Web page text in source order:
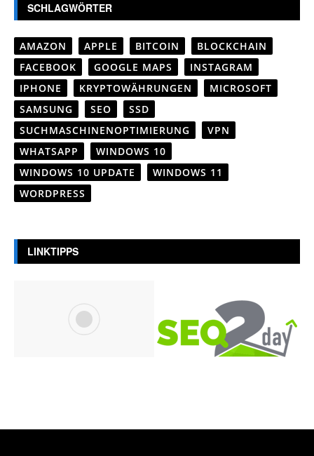
SCHLAGWÖRTER
AMAZON APPLE BITCOIN
BLOCKCHAIN
FACEBOOK
GOOGLE MAPS
INSTAGRAM
IPHONE
KRYPTOWÄHRUNGEN
MICROSOFT
SAMSUNG
SEO
SSD
SUCHMASCHINENOPTIMIERUNG
VPN
WHATSAPP
WINDOWS 10
WINDOWS 10 UPDATE
WINDOWS 11
WORDPRESS
LINKTIPPS